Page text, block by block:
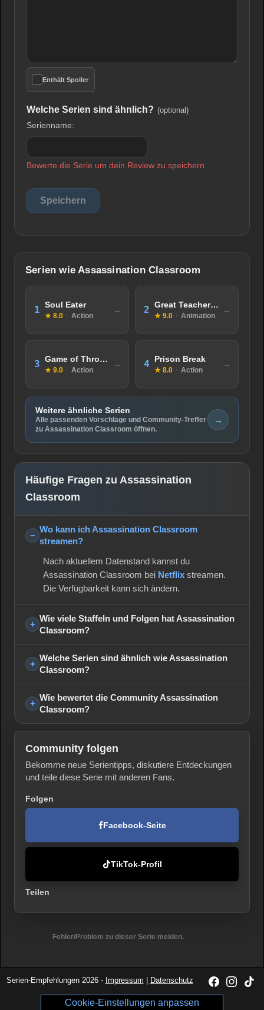
Enthält Spoiler
Welche Serien sind ähnlich? (optional)
Serienname:
Bewerte die Serie um dein Review zu speichern.
Serien wie Assassination Classroom
1 Soul Eater
★ 8.0 · Action
2 Great Teacher Onizuka (GTO)
★ 9.0 · Animation
3 Game of Thrones
★ 9.0 · Action
4 Prison Break
★ 8.0 · Action
Weitere ähnliche Serien
Alle passenden Vorschläge und Community-Treffer
zu Assassination Classroom öffnen.
→
Häufige Fragen zu Assassination
Classroom
Wo kann ich Assassination Classroom
streamen?
Nach aktuellem Datenstand kannst du
Assassination Classroom bei Netflix streamen.
Die Verfügbarkeit kann sich ändern.
Wie viele Staffeln und Folgen hat Assassination
Classroom?
Welche Serien sind ähnlich wie Assassination
Classroom?
Wie bewertet die Community Assassination
Classroom?
Community folgen
Bekomme neue Serientipps, diskutiere Entdeckungen
und teile diese Serie mit anderen Fans.
Folgen
Facebook-Seite
TikTok-Profil
Teilen
Fehler/Problem zu dieser Serie melden.
Serien-Empfehlungen 2026 - Impressum Datenschutz
Cookie-Einstellungen anpassen